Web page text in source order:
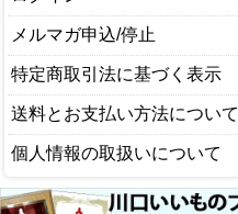
メルマガ申込/停止
特定商取引法に基づく表示
送料とお支払い方法について
個人情報の取扱いについて